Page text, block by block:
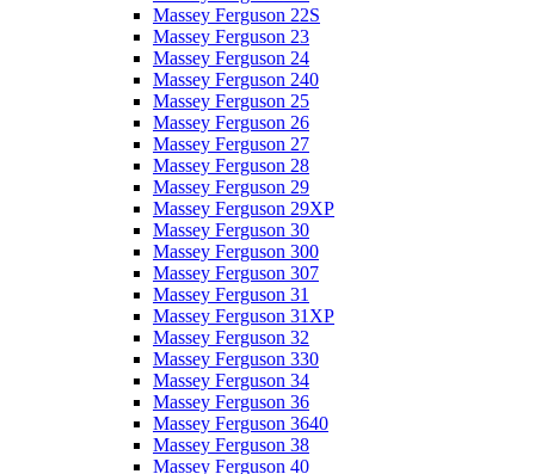
Massey Ferguson 22S
Massey Ferguson 23
Massey Ferguson 24
Massey Ferguson 240
Massey Ferguson 25
Massey Ferguson 26
Massey Ferguson 27
Massey Ferguson 28
Massey Ferguson 29
Massey Ferguson 29XP
Massey Ferguson 30
Massey Ferguson 300
Massey Ferguson 307
Massey Ferguson 31
Massey Ferguson 31XP
Massey Ferguson 32
Massey Ferguson 330
Massey Ferguson 34
Massey Ferguson 36
Massey Ferguson 3640
Massey Ferguson 38
Massey Ferguson 40